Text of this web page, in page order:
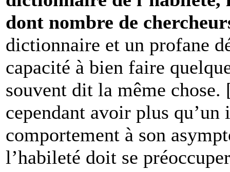
dont nombre de
dictionnaire et un profane
capacité à bien faire
souvent dit la même
cependant avoir plus
comportement à son
l’habileté doit se